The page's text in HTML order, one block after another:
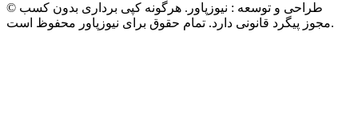
© طراحی و توسعه : نیوزپاور. هرگونه کپی برداری بدون کسب
مجوز پیگرد قانونی دارد. تمام حقوق برای نیوزپاور محفوظ است.